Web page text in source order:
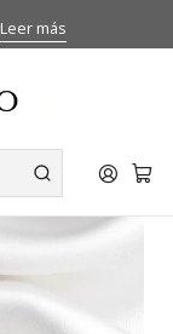
Leer más